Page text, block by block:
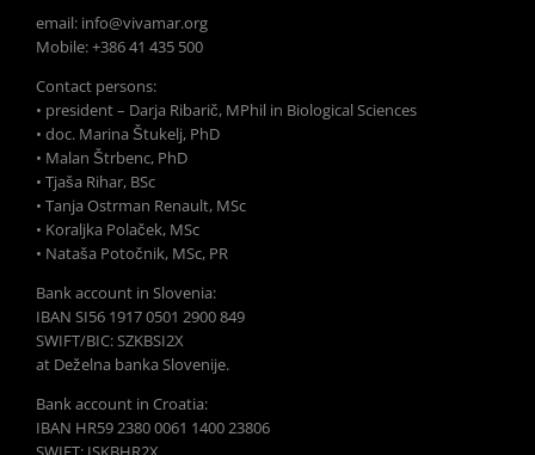
email: info@vivamar.org
Mobile: +386 41 435 500
Contact persons:
• president – Darja Ribarič, MPhil in Biological Sciences
• doc. Marina Štukelj, PhD
• Malan Štrbenc, PhD
• Tjaša Rihar, BSc
• Tanja Ostrman Renault, MSc
• Koraljka Polaček, MSc
• Nataša Potočnik, MSc, PR
Bank account in Slovenia:
IBAN SI56 1917 0501 2900 849
SWIFT/BIC: SZKBSI2X
at Deželna banka Slovenije.
Bank account in Croatia:
IBAN HR59 2380 0061 1400 23806